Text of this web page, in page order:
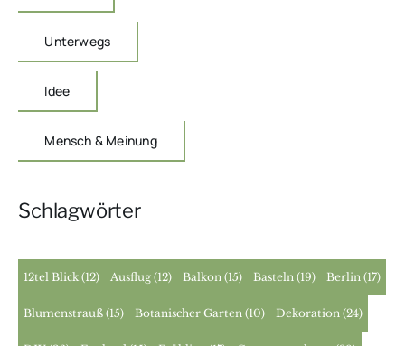
Unterwegs
Idee
Mensch & Meinung
Schlagwörter
12tel Blick (12) Ausflug (12) Balkon (15) Basteln (19) Berlin (17)
Blumenstrauß (15) Botanischer Garten (10) Dekoration (24)